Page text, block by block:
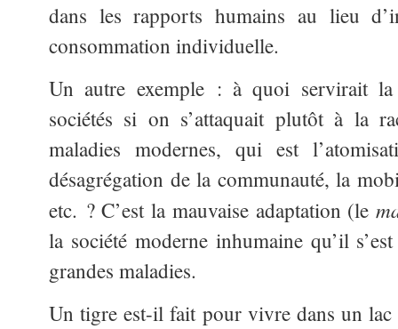
dans les rapports humains au lieu
consommation individuelle.
Un autre exemple : à quoi servirait la
sociétés si on s’attaquait plutôt à la
maladies modernes, qui est
désagrégation de la communauté, la
etc. ? C’est la mauvaise adaptation (le
la société moderne inhumaine qu’il
grandes maladies.
Un tigre est-il fait pour vivre dans un